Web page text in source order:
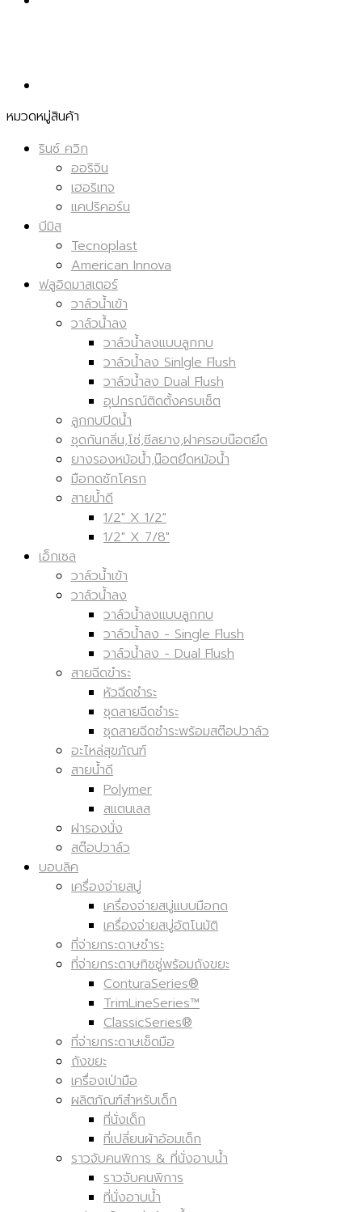
หมวดหมู่สินค้า
รินซ์ ควิก
ออริจิน
เฮอริเทจ
แคปริคอร์น
บีมิส
Tecnoplast
American Innova
ฟลูอิดมาสเตอร์
วาล์วน้ำเข้า
วาล์วน้ำลง
วาล์วน้ำลงแบบลูกกบ
วาล์วน้ำลง Sinlgle Flush
วาล์วน้ำลง Dual Flush
อุปกรณ์ติดตั้งครบเซ็ต
ลูกกบปิดน้ำ
ชุดกันกลิ่น,โซ่,ซีลยาง,ฝาครอบน๊อตยึด
ยางรองหม้อน้ำ,น๊อตยึดหม้อน้ำ
มือกดชักโครก
สายน้ำดี
1/2" X 1/2"
1/2" X 7/8"
เอ็กเซล
วาล์วน้ำเข้า
วาล์วน้ำลง
วาล์วน้ำลงแบบลูกกบ
วาล์วน้ำลง - Single Flush
วาล์วน้ำลง - Dual Flush
สายฉีดขำระ
หัวฉีดชำระ
ชุดสายฉีดชำระ
ชุดสายฉีดชำระพร้อมสต๊อปวาล์ว
อะไหล่สุขภัณฑ์
สายน้ำดี
Polymer
สแตนเลส
ฝารองนั่ง
สต๊อปวาล์ว
บอบลิค
เครื่องจ่ายสบู่
เครื่องจ่ายสบู่แบบมือกด
เครื่องจ่ายสบู่อัตโนมัติ
ที่จ่ายกระดาษชำระ
ที่จ่ายกระดาษทิชชู่พร้อมถังขยะ
ConturaSeries®
TrimLineSeries™
ClassicSeries®
ที่จ่ายกระดาษเช็ดมือ
ถังขยะ
เครื่องเป่ามือ
ผลิตภัณฑ์สำหรับเด็ก
ที่นั่งเด็ก
ที่เปลี่ยนผ้าอ้อมเด็ก
ราวจับคนพิการ & ที่นั่งอาบน้ำ
ราวจับคนพิการ
ที่นั่งอาบน้ำ